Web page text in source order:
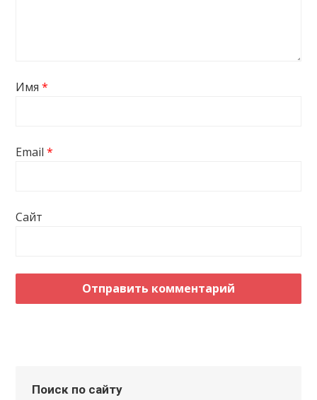
Имя*
Email*
Сайт
Поиск по сайту